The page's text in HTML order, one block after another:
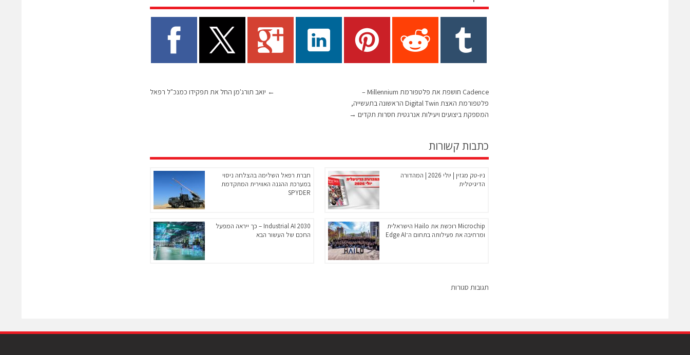
← יואב תורג'מן החל את תפקידו כמנכ"ל רפאל
Cadence חושפת את פלטפורמת Millennium –
פלטפורמת האצת Digital Twin הראשונה בתעשייה,
המספקת ביצועים ויעילות אנרגטית חסרות תקדים →
כתבות קשורות
חברת רפאל השלימה בהצלחה ניסוי
במערכת ההגנה האווירית המתקדמת
SPYDER
ניו-טק מגזין | יולי 2026 | המהדורה
הדיגיטלית
Industrial AI 2030 – כך ייראה המפעל
החכם של העשור הבא
Microchip רוכשת את Hailo הישראלית
ומרחיבה את פעילותה בתחום ה־Edge AI
תגובות סגורות